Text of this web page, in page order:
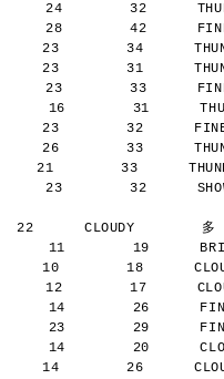
24        32
28        42
23        34
23        31
23        33
16        31
23        32
26        33
21        33
23        32
CLOUDY        多
11        19
10        18
12        17
14        26
23        29
14        20
14        26